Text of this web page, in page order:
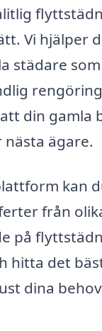
Vi hjälper
städare
din gamla
ägare.
kan
från
på
hitta det
dina